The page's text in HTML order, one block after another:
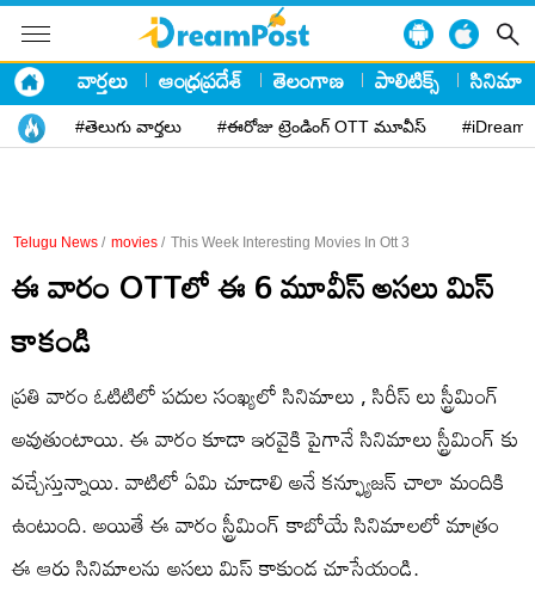
వార్తలు ఆంధ్రప్రదేశ్ తెలంగాణ పాలిటిక్స్ సినిమా
#తెలుగు వార్తలు #ఈరోజు ట్రెండింగ్ OTT మూవీస్
Telugu News / movies / This Week Interesting Movies In Ott 3
ఈ వారం OTTలో ఈ 6 మూవీస్ అసలు మిస్
కాకండి
ప్రతి వారం ఓటిటిలో పదుల సంఖ్యలో సినిమాలు , సిరీస్ లు స్ట్రీమింగ్
అవుతుంటాయి. ఈ వారం కూడా ఇరవైకి పైగానే సినిమాలు స్ట్రీమింగ్ కు
వచ్చేస్తున్నాయి. వాటిలో ఏమి చూడాలి అనే కన్ఫ్యూజన్ చాలా మందికి
ఉంటుంది. అయితే ఈ వారం స్ట్రీమింగ్ కాబోయే సినిమాలలో మాత్రం
ఈ ఆరు సినిమాలను అసలు మిస్ కాకుండ చూసేయండి.